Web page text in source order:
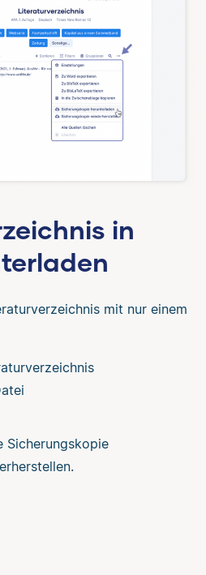
in
mit nur einem
Sicherungskopie